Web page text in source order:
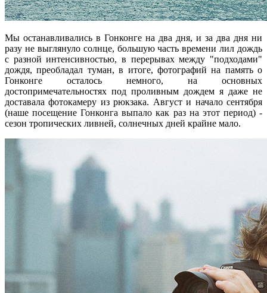
Мы останавливались в Гонконге на два дня, и за два дня ни
разу не выглянуло солнце, большую часть времени лил дождь
с разной интенсивностью, в перерывах между "подходами"
дождя, преобладал туман, в итоге, фотографий на память о
Гонконге осталось немного, на основных
достопримечательностях под проливным дождем я даже не
доставала фотокамеру из рюкзака. Август и начало сентября
(наше посещение Гонконга выпало как раз на этот период) -
сезон тропических ливней, солнечных дней крайне мало.